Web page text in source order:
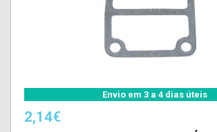
Envio em 3 a 4 dias úteis
2,14€